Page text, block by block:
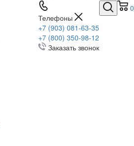
0
Телефоны
+7 (903) 081-63-35
+7 (800) 350-98-12
Заказать звонок